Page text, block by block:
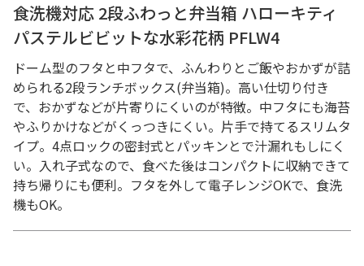
食洗機対応 2段ふわっと弁当箱 ハローキティ
パステルビビットな水彩花柄 PFLW4
ドーム型のフタと中フタで、ふんわりとご飯やおかずが詰
められる2段ランチボックス(弁当箱)。高い仕切り付き
で、おかずなどが片寄りにくいのが特徴。中フタにも海苔
やふりかけなどがくっつきにくい。片手で持てるスリムタ
イプ。4点ロックの密封式とパッキンとで汁漏れもしにく
い。入れ子式なので、食べた後はコンパクトに収納できて
持ち帰りにも便利。フタを外して電子レンジOKで、食洗
機もOK。